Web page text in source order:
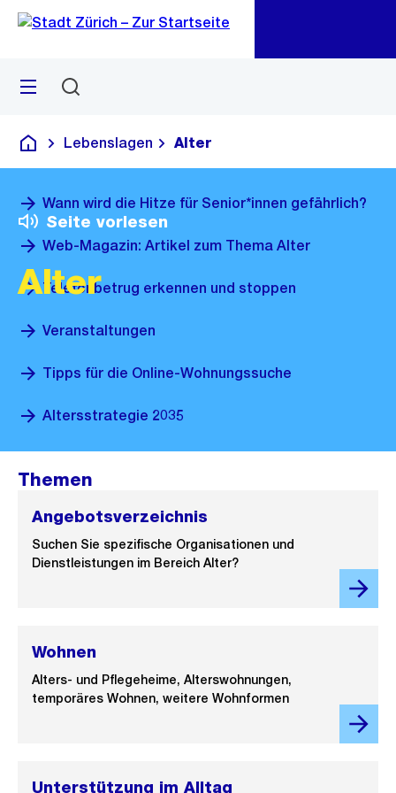
Navigation
Sprunglink
Menü
Deutsch
Lebenslagen Alter
Seite vorlesen
Alter
Wann wird die Hitze für Senior*innen gefährlich?
Web-Magazin: Artikel zum Thema Alter
Telefonbetrug erkennen und stoppen
Veranstaltungen
Tipps für die Online-Wohnungssuche
Altersstrategie 2035
Themen
Angebotsverzeichnis
Suchen Sie spezifische Organisationen und
Dienstleistungen im Bereich Alter?
Wohnen
Alters- und Pflegeheime, Alterswohnungen,
temporäres Wohnen, weitere Wohnformen
Unterstützung im Alltag